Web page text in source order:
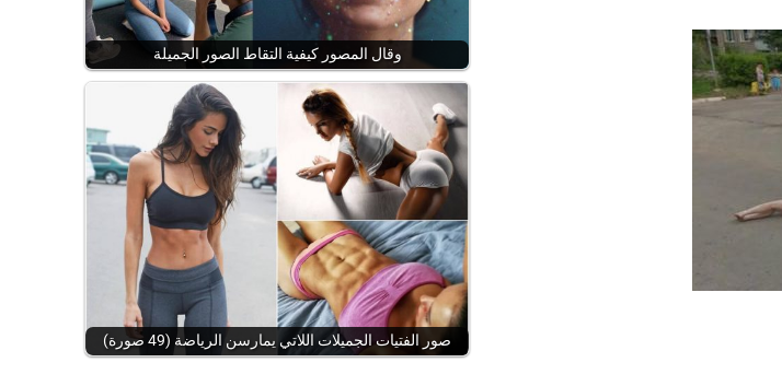
وقال المصور كيفية التقاط الصور الجميلة
صور الفتيات الجميلات اللاتي يمارسن الرياضة (49 صورة)